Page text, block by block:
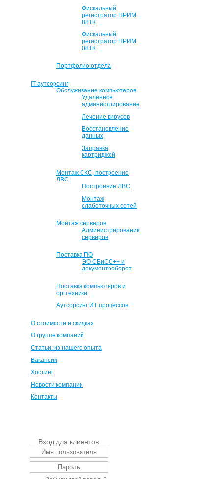
Фискальный
регистратор ПРИМ
88ТК
Фискальный
регистратор ПРИМ
08ТК
Портфолио отдела
IT-аутсорсинг
Обслуживание компьютеров
Удаленное
администрирование
Лечение вирусов
Восстановление
данных
Заправка
картриджей
Монтаж СКС, построение
ЛВС
Построение ЛВС
Монтаж
слаботочных сетей
Монтаж серверов
Администрирование
серверов
Поставка ПО
ЭО СБиСС++ и
документооборот
Поставка компьютеров и
оргтехники
Аутсорсинг ИТ процессов
О стоимости и скидках
О группе компаний
Статьи: из нашего опыта
Вакансии
Хостинг
Новости компании
Контакты
Вход для клиентов